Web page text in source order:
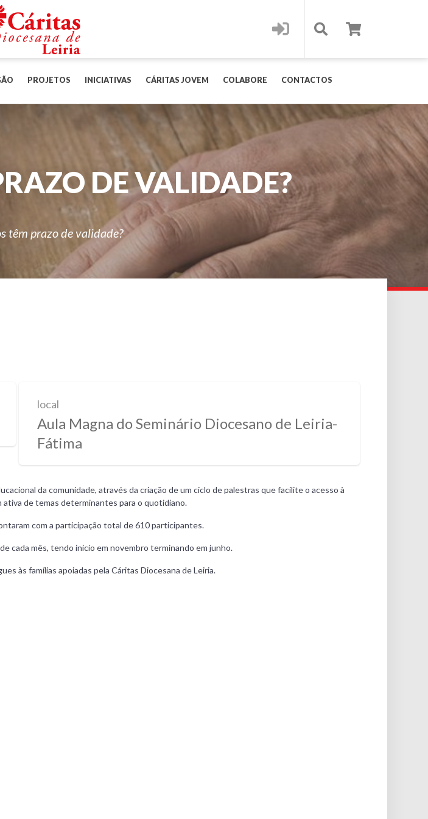
PROJETOS INICIATIVAS CÁRITAS JOVEM COLABORE CONTACTOS
DE VALIDADE?
têm prazo de validade?
local
Aula Magna do Seminário Diocesano de Leiria-
Fátima
da comunidade, através da criação de um ciclo de palestras que facilite o acesso à
de temas determinantes para o quotidiano.
com a participação total de 610 participantes.
cada mês, tendo inicio em novembro terminando em junho.
às famílias apoiadas pela Cáritas Diocesana de Leiria.